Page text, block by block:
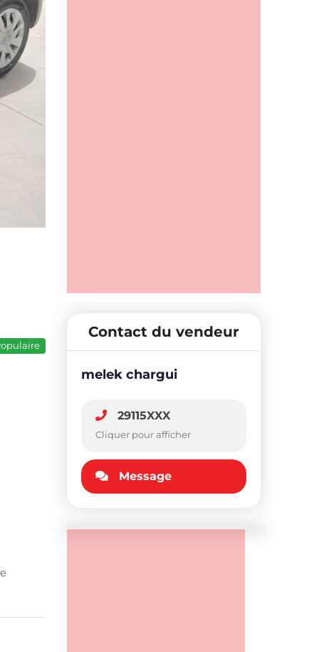
Contact du vendeur
melek chargui
29115XXX
Cliquer pour afficher
Message